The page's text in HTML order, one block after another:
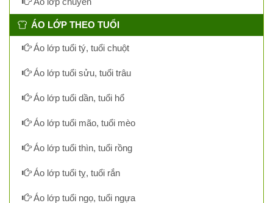
ÁO LỚP THEO TUỔI
Áo lớp tuổi tý, tuổi chuột
Áo lớp tuổi sửu, tuổi trâu
Áo lớp tuổi dần, tuổi hổ
Áo lớp tuổi mão, tuổi mèo
Áo lớp tuổi thìn, tuổi rồng
Áo lớp tuổi tỵ, tuổi rắn
Áo lớp tuổi ngọ, tuổi ngựa